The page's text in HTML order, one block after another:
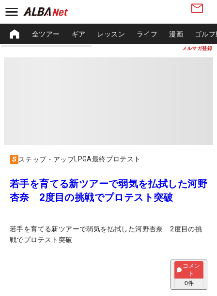
メルマガ登録
全ツアー ギア レッスン ライフ 漫画 ゴル
ステップ・アップLPGA最終プロテスト
若手を育てる新ツアーで弱気を払拭した河野
杏奈 2度目の挑戦でプロテスト突破
若手を育てる新ツアーで弱気を払拭した河野杏奈 2度目の挑
戦でプロテスト突破
コメン
ト
0件